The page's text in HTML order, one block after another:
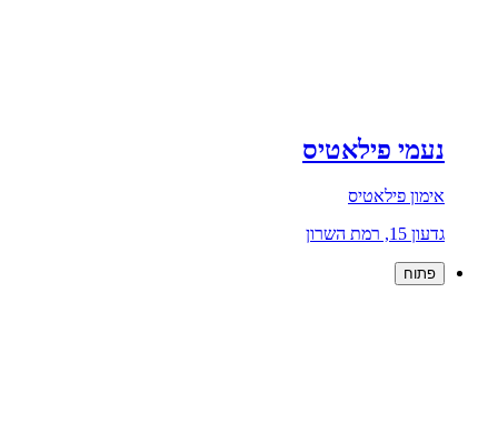
נעמי פילאטיס
אימון פילאטיס
גדעון 15, רמת השרון
פתוח